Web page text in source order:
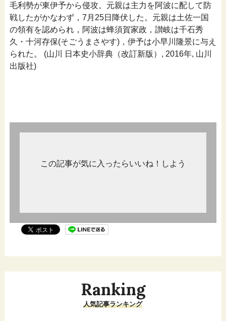
毛利勢が東伊予から侵攻。元親は主力を阿波に配して防
戦したがかなわず，7月25日降伏した。元親は土佐一国
の領有を認められ，阿波は蜂須賀家政，讃岐は千石秀
久・十河存保(そごうまさやす)，伊予は小早川隆景に与え
られた。 (山川 日本史小辞典（改訂新版）, 2016年, 山川
出版社)
この記事が気に入ったらいいね！しよう
Ranking
人気記事ランキング